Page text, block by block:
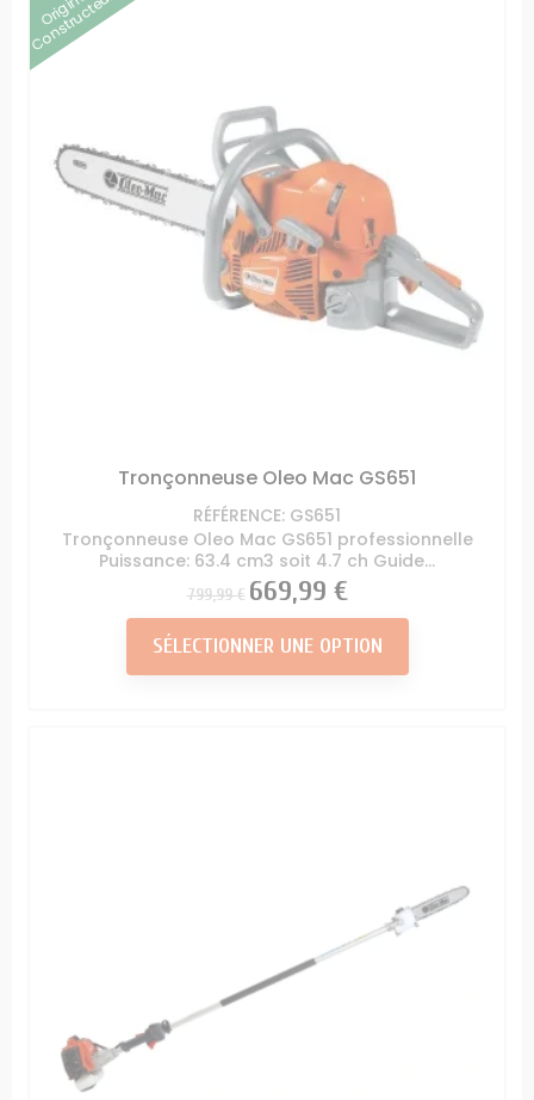
Constructeur
Tronçonneuse Oleo Mac GS651
RÉFÉRENCE: GS651
Tronçonneuse Oleo Mac GS651 professionnelle
Puissance: 63.4 cm3 soit 4.7 ch Guide...
Prix
799,99 € Prix
669,99 €
SÉLECTIONNER UNE OPTION